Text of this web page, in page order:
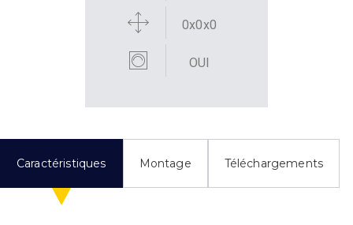
0x0x0
OUI
Caractéristiques Montage Téléchargements